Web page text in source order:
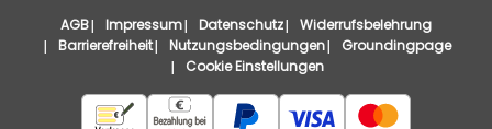
AGB Impressum Datenschutz
Widerrufsbelehrung
Barrierefreiheit
Nutzungsbedingungen
Groundingpage
Cookie Einstellungen